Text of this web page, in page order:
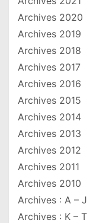
Archives 2020
Archives 2019
Archives 2018
Archives 2017
Archives 2016
Archives 2015
Archives 2014
Archives 2013
Archives 2012
Archives 2011
Archives 2010
Archives : A – J
Archives : K – T